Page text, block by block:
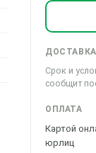
ДОСТАВКА
Срок и
сообщит
ОПЛАТА
Картой
юрлиц